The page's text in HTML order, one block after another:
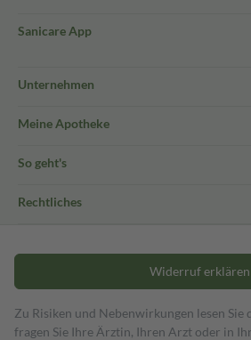
Sanicare App
Unternehmen
Meine Apotheke
So geht's
Rechtliches
Widerruf erklären
Zu Risiken und Nebenwirkungen lesen Sie
fragen Sie Ihre Ärztin, Ihren Arzt oder in